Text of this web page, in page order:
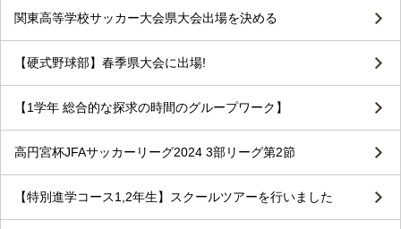
関東高等学校サッカー大会県大会出場を決める
【硬式野球部】春季県大会に出場!
【1学年 総合的な探求の時間のグループワーク】
高円宮杯JFAサッカーリーグ2024 3部リーグ第2節
【特別進学コース1,2年生】スクールツアーを行いました